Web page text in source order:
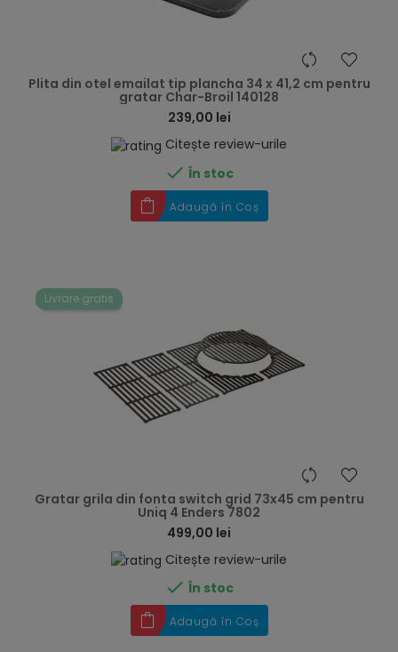
Plita din otel emailat tip plancha 34 x 41,2 cm pentru
gratar Char-Broil 140128
239,00 lei
Citește review-urile
 În stoc
Adaugă în Coș
Livrare gratis
Gratar grila din fonta switch grid 73x45 cm pentru
Uniq 4 Enders 7802
499,00 lei
Citește review-urile
 În stoc
Adaugă în Coș